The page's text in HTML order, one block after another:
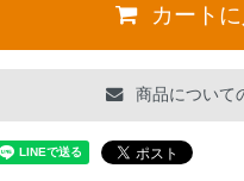
カート
商品について